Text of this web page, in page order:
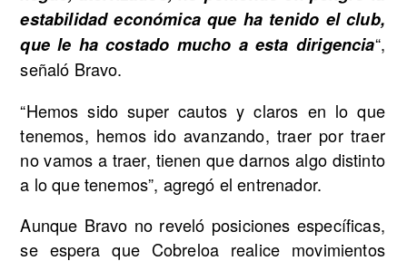
estabilidad económica que ha tenido el club,
que le ha costado mucho a esta dirigencia“,
señaló Bravo.
“Hemos sido super cautos y claros en lo que
tenemos, hemos ido avanzando, traer por traer
no vamos a traer, tienen que darnos algo distinto
a lo que tenemos”, agregó el entrenador.
Aunque Bravo no reveló posiciones específicas,
se espera que Cobreloa realice movimientos